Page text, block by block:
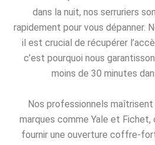
dans la nuit, nos serruriers
rapidement pour vous dépanner.
il est crucial de récupérer
c’est pourquoi nous
moins de 30 minutes
Nos professionnels
marques comme Yale et Fichet,
fournir une ouverture coffre-